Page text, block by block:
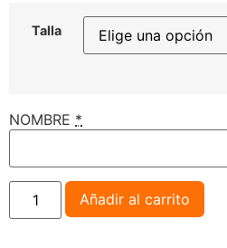
Talla
NOMBRE *
Añadir al carrito